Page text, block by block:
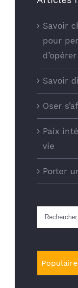
Savoir
pour
d’opérer
Savoir
Oser
Paix
vie
Porter